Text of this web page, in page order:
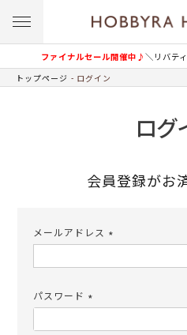
ファイナルセール開催中♪＼リバテ
トップページ ログイン
ログ
会員登録がお
メールアドレス
須)
パスワード
須)